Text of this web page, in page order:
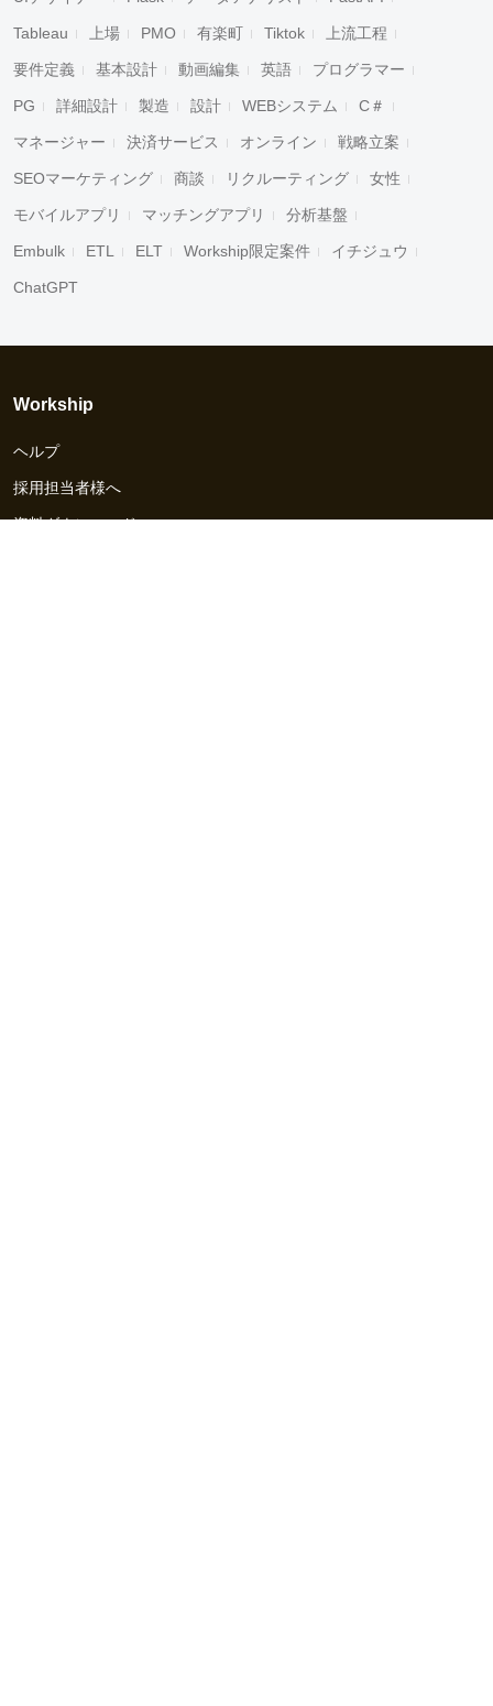
Tableau 上場 PMO 有楽町 Tiktok 上流工程
要件定義 基本設計 動画編集 英語 プログラマー
PG 詳細設計 製造 設計 WEBシステム C＃
マネージャー 決済サービス オンライン 戦略立案
SEOマーケティング 商談 リクルーティング 女性
モバイルアプリ マッチングアプリ 分析基盤
Embulk ETL ELT Workship限定案件 イチジュウ
ChatGPT
Workship
ヘルプ
採用担当者様へ
資料ダウンロード